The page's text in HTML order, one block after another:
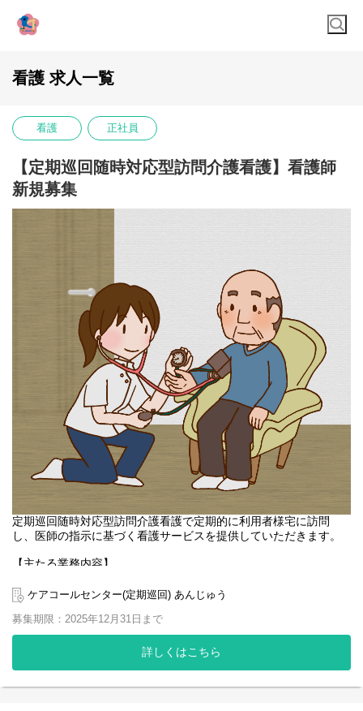
看護 求人一覧
看護 正社員
【定期巡回随時対応型訪問介護看護】看護師
新規募集
定期巡回随時対応型訪問介護看護で定期的に利用者様宅に訪問
し、医師の指示に基づく看護サービスを提供していただきます。
【主たる業務内容】
・服薬管理
・通院同行支援など
・オンコール対応あり
介護職と連携し、いつまでも住み慣れた地域でお暮し頂くため
当社では引き続き新型コロナウイルス対策をしっかりと行ってお
ケアコールセンター(定期巡回) あんじゅう
募集期限：2025年12月31日まで
詳しくはこちら